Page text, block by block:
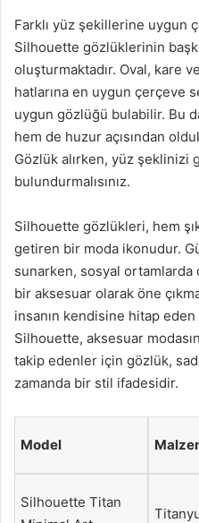
Farklı yüz şekillerine uygun
Silhouette gözlüklerinin
oluşturmaktadır. Oval, kare
hatlarına en uygun çerçeve
uygun gözlüğü bulabilir. Bu
hem de huzur açısından
Gözlük alırken, yüz şeklinizi
bulundurmalısınız.
Silhouette gözlükleri, hem
getiren bir moda ikonudur.
sunarken, sosyal ortamlarda
bir aksesuar olarak öne
insanın kendisine hitap
Silhouette, aksesuar
takip edenler için gözlük,
zamanda bir stil ifadesidir.
Model
Silhouette Titan